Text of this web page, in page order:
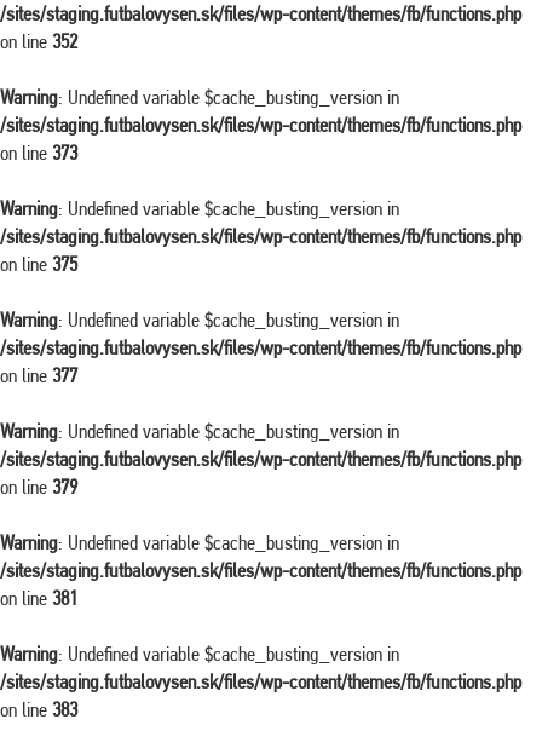
/sites/staging.futbalovysen.sk/files/wp-content/themes/fb/functions.php
on line 352
Warning: Undefined variable $cache_busting_version in
/sites/staging.futbalovysen.sk/files/wp-content/themes/fb/functions.php
on line 373
Warning: Undefined variable $cache_busting_version in
/sites/staging.futbalovysen.sk/files/wp-content/themes/fb/functions.php
on line 375
Warning: Undefined variable $cache_busting_version in
/sites/staging.futbalovysen.sk/files/wp-content/themes/fb/functions.php
on line 377
Warning: Undefined variable $cache_busting_version in
/sites/staging.futbalovysen.sk/files/wp-content/themes/fb/functions.php
on line 379
Warning: Undefined variable $cache_busting_version in
/sites/staging.futbalovysen.sk/files/wp-content/themes/fb/functions.php
on line 381
Warning: Undefined variable $cache_busting_version in
/sites/staging.futbalovysen.sk/files/wp-content/themes/fb/functions.php
on line 383